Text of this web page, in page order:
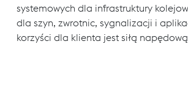
systemowych dla infrastruktury
dla szyn, zwrotnic, sygnalizacji i
korzyści dla klienta jest siłą